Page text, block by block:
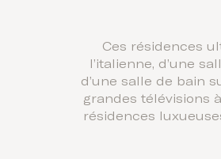
Ces résidences
l’italienne, d’une
d’une salle de bain
grandes télévisions
résidences